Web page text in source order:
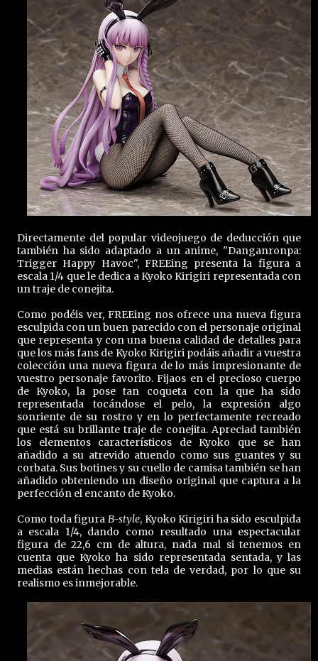
Directamente del popular videojuego de deducción que
también ha sido adaptado a un anime, "Danganronpa:
Trigger Happy Havoc", FREEing presenta la figura a
escala 1/4 que le dedica a Kyoko Kirigiri representada con
un traje de conejita.
Como podéis ver, FREEing nos ofrece una nueva figura
esculpida con un buen parecido con el personaje original
que representa y con una buena calidad de detalles para
que los más fans de Kyoko Kirigiri podáis añadir a vuestra
colección una nueva figura de lo más impresionante de
vuestro personaje favorito. Fijaos en el precioso cuerpo
de Kyoko, la pose tan coqueta con la que ha sido
representada tocándose el pelo, la expresión algo
sonriente de su rostro y en lo perfectamente recreado
que está su brillante traje de conejita. Apreciad también
los elementos característicos de Kyoko que se han
añadido a su atrevido atuendo como sus guantes y su
corbata. Sus botines y su cuello de camisa también se han
añadido obteniendo un diseño original que captura a la
perfección el encanto de Kyoko.
Como toda figura B-style, Kyoko Kirigiri ha sido esculpida
a escala 1/4, dando como resultado una espectacular
figura de 22,6 cm de altura, nada mal si tenemos en
cuenta que Kyoko ha sido representada sentada, y las
medias están hechas con tela de verdad, por lo que su
realismo es inmejorable.